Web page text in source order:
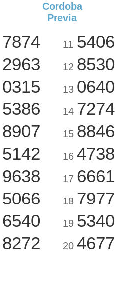
Cordoba
Previa
7874
2963
0315
5386
8907
5142
9638
5066
6540
8272
11 5406
12 8530
13 0640
14 7274
15 8846
16 4738
17 6661
18 7977
19 5340
20 4677